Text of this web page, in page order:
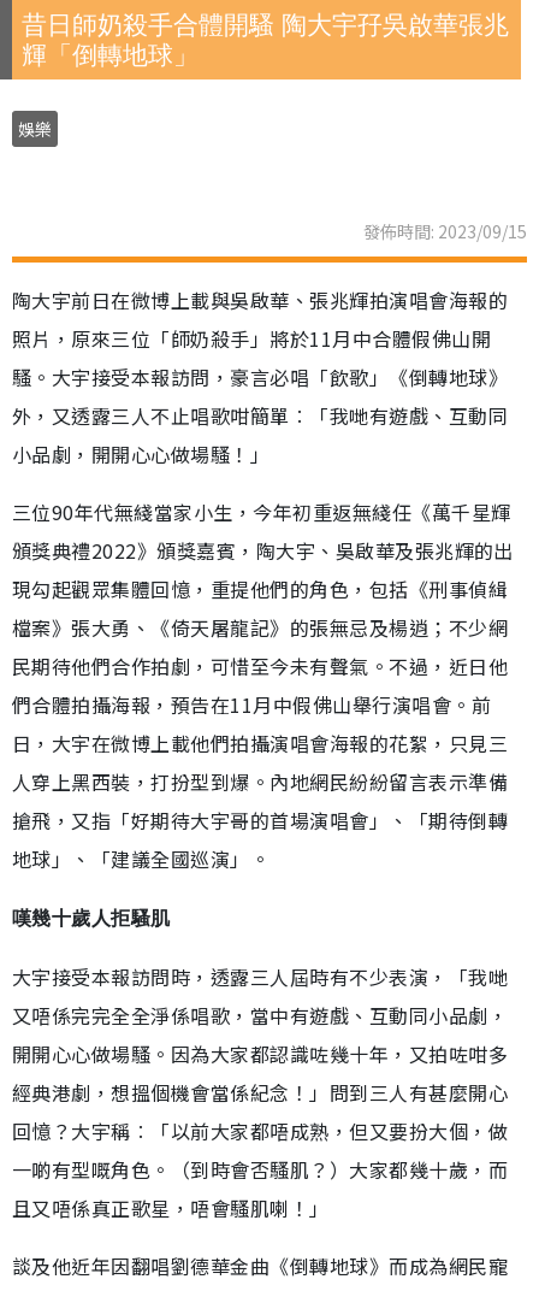
昔日師奶殺手合體開騷 陶大宇孖吳啟華張兆
輝「倒轉地球」
娛樂
發佈時間: 2023/09/15
陶大宇前日在微博上載與吳啟華、張兆輝拍演唱會海報的
照片，原來三位「師奶殺手」將於11月中合體假佛山開
騷。大宇接受本報訪問，豪言必唱「飲歌」《倒轉地球》
外，又透露三人不止唱歌咁簡單︰「我哋有遊戲、互動同
小品劇，開開心心做場騷！」
三位90年代無綫當家小生，今年初重返無綫任《萬千星輝
頒獎典禮2022》頒獎嘉賓，陶大宇、吳啟華及張兆輝的出
現勾起觀眾集體回憶，重提他們的角色，包括《刑事偵緝
檔案》張大勇、《倚天屠龍記》的張無忌及楊逍；不少網
民期待他們合作拍劇，可惜至今未有聲氣。不過，近日他
們合體拍攝海報，預告在11月中假佛山舉行演唱會。前
日，大宇在微博上載他們拍攝演唱會海報的花絮，只見三
人穿上黑西裝，打扮型到爆。內地網民紛紛留言表示準備
搶飛，又指「好期待大宇哥的首場演唱會」、「期待倒轉
地球」、「建議全國巡演」。
嘆幾十歲人拒騷肌
大宇接受本報訪問時，透露三人屆時有不少表演，「我哋
又唔係完完全全淨係唱歌，當中有遊戲、互動同小品劇，
開開心心做場騷。因為大家都認識咗幾十年，又拍咗咁多
經典港劇，想搵個機會當係紀念！」問到三人有甚麼開心
回憶？大宇稱︰「以前大家都唔成熟，但又要扮大個，做
一啲有型嘅角色。（到時會否騷肌？）大家都幾十歲，而
且又唔係真正歌星，唔會騷肌喇！」
談及他近年因翻唱劉德華金曲《倒轉地球》而成為網民寵